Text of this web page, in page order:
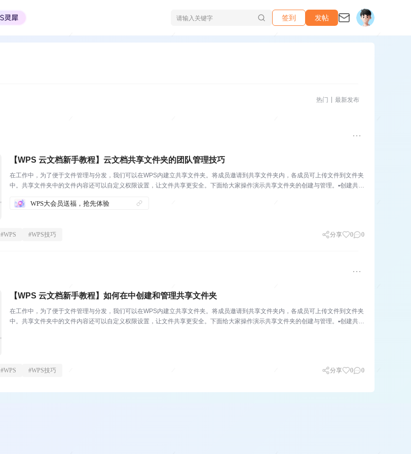
签到 发帖
热门 最新发布
【WPS 云文档新手教程】云文档共享文件夹的团队管理技巧
在工作中，为了便于文件管理与分发，我们可以在WPS内建立共享文件夹。将成员邀请到共享文件夹内，各成员可上传文件到文件夹
中。共享文件夹中的文件内容还可以自定义权限设置，让文件共享更安全。下面给大家操作演示共享文件夹的创建与管理。▪创建共享
WPS大会员送福，抢先体验
#WPS #WPS技巧 分享 0 0
【WPS 云文档新手教程】如何在中创建和管理共享文件夹
在工作中，为了便于文件管理与分发，我们可以在WPS内建立共享文件夹。将成员邀请到共享文件夹内，各成员可上传文件到文件夹
中。共享文件夹中的文件内容还可以自定义权限设置，让文件共享更安全。下面给大家操作演示共享文件夹的创建与管理。▪创建共享
#WPS #WPS技巧 分享 0 0